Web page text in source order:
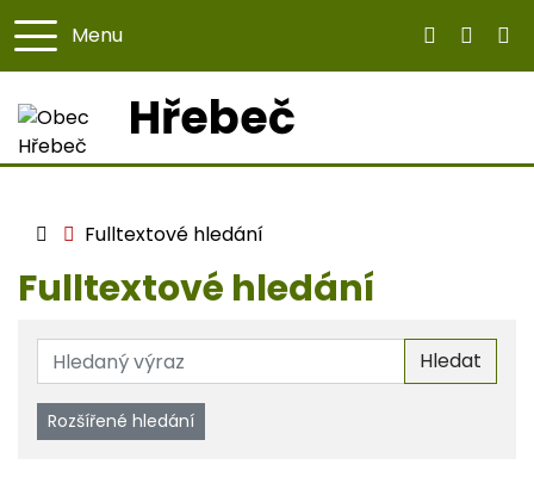
Menu
Hřebeč
Úvodní stránka
Fulltextové hledání
Fulltextové hledání
Hledaný výraz: Hledat
Rozšířené hledání